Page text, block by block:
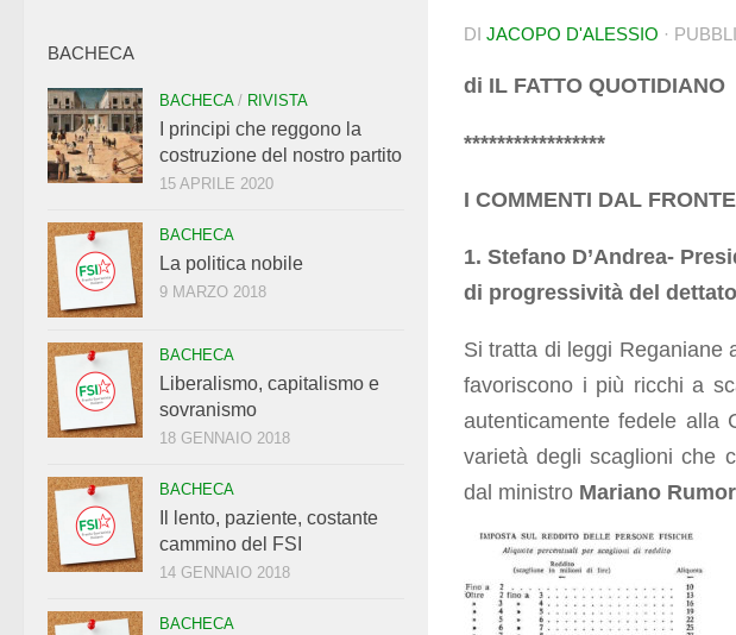
DI JACOPO D'ALESSIO ·
di IL FATTO QUOTIDIANO
*****************
I COMMENTI DAL
1. Stefano D’Andrea-
di progressività del
Si tratta di leggi Reganiane
favoriscono i più ricchi a
autenticamente fedele alla
varietà degli scaglioni che
dal ministro Mariano Rumor
BACHECA
BACHECA/ RIVISTA
I principi che reggono la
costruzione del nostro partito
15 APRILE 2020
BACHECA
La politica nobile
9 MARZO 2018
BACHECA
Liberalismo, capitalismo e
sovranismo
18 GENNAIO 2018
BACHECA
Il lento, paziente, costante
cammino del FSI
14 GENNAIO 2018
BACHECA